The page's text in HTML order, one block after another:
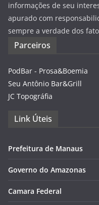
informações de seu
apurado com
sempre a verdade dos
Parceiros
PodBar - Prosa&Boemia
Seu Antônio Bar&Grill
JC Topográfia
Link Úteis
Prefeitura de Manaus
Governo do Amazonas
Camara Federal